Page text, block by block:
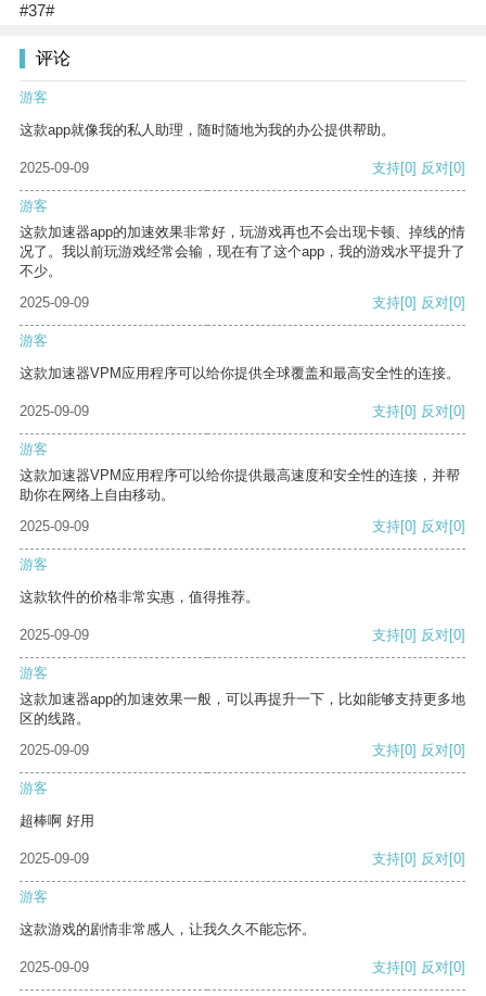
#37#
评论
游客
这款app就像我的私人助理，随时随地为我的办公提供帮助。
2025-09-09 支持[0] 反对[0]
游客
这款加速器app的加速效果非常好，玩游戏再也不会出现卡顿、掉线的情
况了。我以前玩游戏经常会输，现在有了这个app，我的游戏水平提升了
不少。
2025-09-09
支持[0] 反对[0]
游客
这款加速器VPM应用程序可以给你提供全球覆盖和最高安全性的连接。
2025-09-09 支持[0] 反对[0]
游客
这款加速器VPM应用程序可以给你提供最高速度和安全性的连接，并帮
助你在网络上自由移动。
2025-09-09
支持[0] 反对[0]
游客
这款软件的价格非常实惠，值得推荐。
2025-09-09 支持[0] 反对[0]
游客
这款加速器app的加速效果一般，可以再提升一下，比如能够支持更多地
区的线路。
2025-09-09
支持[0] 反对[0]
游客
超棒啊 好用
2025-09-09 支持[0] 反对[0]
游客
这款游戏的剧情非常感人，让我久久不能忘怀。
2025-09-09 支持[0] 反对[0]